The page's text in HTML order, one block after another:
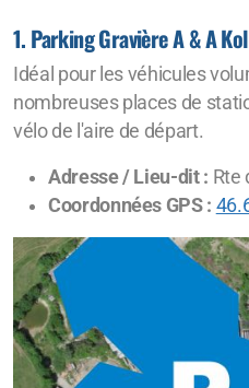
1. Parking Gravière A & A
Idéal pour les véhicules
nombreuses places de
vélo de l'aire de départ.
Adresse / Lieu-dit : Rte
Coordonnées GPS :
Comité d'organisation
Bénévoles
Galeries photos